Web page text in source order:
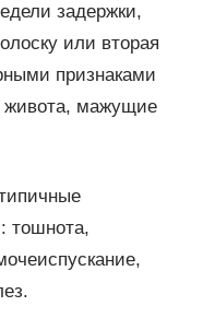
задержки,
или вторая
признаками
живота, мажущие
тошнота,